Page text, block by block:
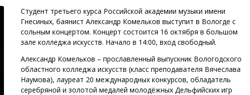
Студент третьего курса Российской академии музыки имени
Гнесиных, баянист Александр Комельков выступит в Вологде с
сольным концертом. Концерт состоится 16 октября в большом
зале колледжа искусств. Начало в 14:00, вход свободный.
Александр Комельков – прославленный выпускник Вологодского
областного колледжа искусств (класс преподавателя Вячеслава
Наумова), лауреат 20 международных конкурсов, обладатель
серебряной и золотой медалей молодёжных Дельфийских игр